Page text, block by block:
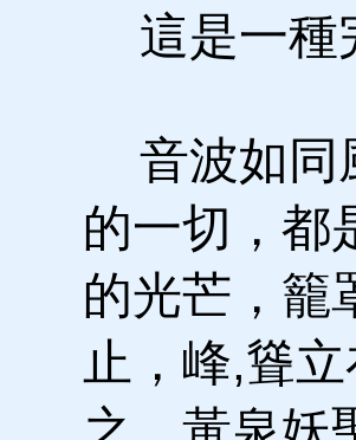
這是一種
音波如同
的一切，都
的光芒，籠
止，峰,聳